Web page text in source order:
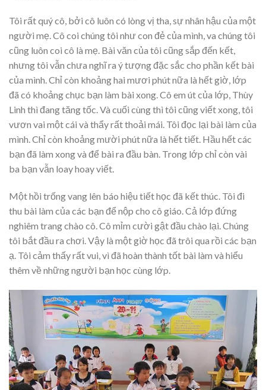
Tôi rất quý cô, bởi cô luôn có lòng vị tha, sự nhân hậu của một
người mẹ. Cô coi chúng tôi như con đẻ của mình, va chúng tôi
cũng luôn coi cô là mẹ. Bài văn của tôi cũng sắp đến kết,
nhưng tôi vẫn chưa nghĩ ra ý tượng đặc sắc cho phần kết bài
của mình. Chỉ còn khoảng hai mươi phút nữa là hết giờ, lớp
đã có khoảng chục bạn làm bài xong. Cô em út của lớp, Thùy
Linh thì đang tăng tốc. Và cuối cùng thì tôi cũng viết xong, tôi
vươn vai một cái và thẩy rất thoải mái. Tôi đọc lại bài làm của
mình. Chỉ còn khoảng mười phút nữa là hết tiết. Hầu hết các
bạn đã làm xong và để bài ra đầu bàn. Trong lớp chỉ còn vài
ba bạn vẫn loay hoay viết.
Một hồi trống vang lên báo hiệu tiết học đã kết thúc. Tôi đi
thu bài làm của các bạn để nộp cho cô giáo. Cả lớp đứng
nghiêm trang chào cô. Cô mỉm cười gật đầu chào lại. Chúng
tôi bắt đầu ra chơi. Vậy là một giờ học đã trôi qua rồi các bạn
ạ. Tôi cảm thấy rất vui, vì đã hoàn thành tốt bài làm và hiểu
thêm về những người bạn học cùng lớp.